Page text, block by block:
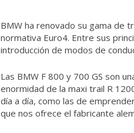
BMW ha renovado su gama de
normativa Euro4. Entre sus
introducción de modos de
Las BMW F 800 y 700 GS son
enormidad de la maxi trail R
día a día, como las de
que nos ofrece el fabricante